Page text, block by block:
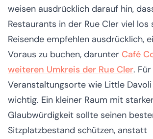
weisen ausdrücklich darauf hin,
Restaurants in der Rue Cler viel los
Reisende empfehlen ausdrücklich,
Voraus zu buchen, darunter Café
weiteren Umkreis der Rue Cler.
Veranstaltungsorte wie Little
wichtig. Ein kleiner Raum mit
Glaubwürdigkeit sollte seinen
Sitzplatzbestand schützen, anstatt